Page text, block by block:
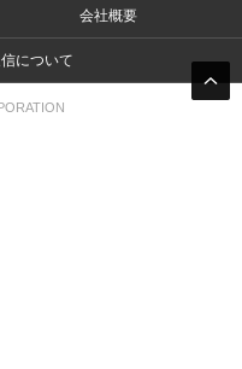
会社概要
について